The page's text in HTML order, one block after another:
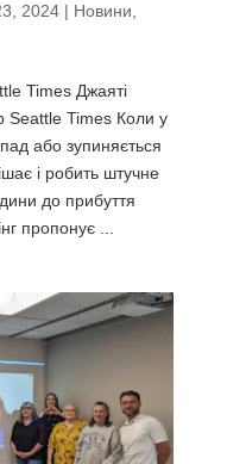
2024| Новини,
Times Джаяті
Seattle Times Коли у
або зупиняється
і робить штучне
до прибуття
пропонує ...